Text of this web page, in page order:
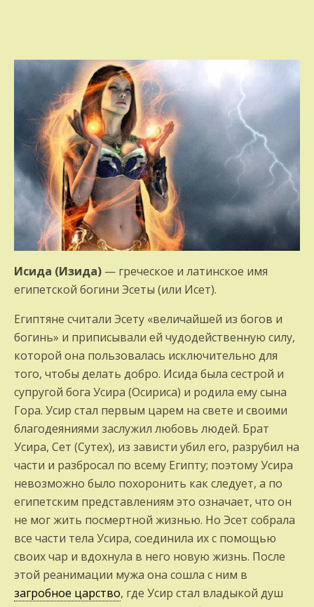
Исида (Изида) — греческое и латинское имя
египетской богини Эсеты (или Исет).
Египтяне считали Эсету «величайшей из богов и
богинь» и приписывали ей чудодейственную силу,
которой она пользовалась исключительно для
того, чтобы делать добро. Исида была сестрой и
супругой бога Усира (Осириса) и родила ему сына
Гора. Усир стал первым царем на свете и своими
благодеяниями заслужил любовь людей. Брат
Усира, Сет (Сутех), из зависти убил его, разрубил на
части и разбросал по всему Египту; поэтому Усира
невозможно было похоронить как следует, а по
египетским представлениям это означает, что он
не мог жить посмертной жизнью. Но Эсет собрала
все части тела Усира, соединила их с помощью
своих чар и вдохнула в него новую жизнь. После
этой реанимации мужа она сошла с ним в
загробное царство, где Усир стал владыкой душ